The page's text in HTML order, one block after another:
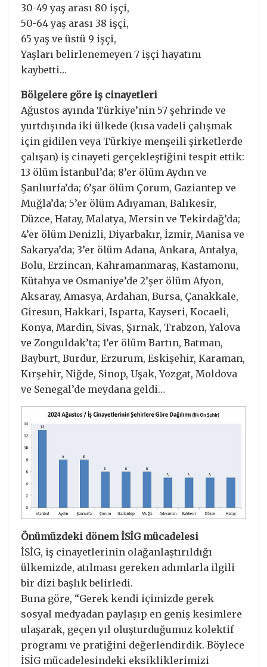
30-49 yaş arası 80 işçi,
50-64 yaş arası 38 işçi,
65 yaş ve üstü 9 işçi,
Yaşları belirlenemeyen 7 işçi hayatını
kaybetti…
Bölgelere göre iş cinayetleri
Ağustos ayında Türkiye’nin 57 şehrinde ve
yurtdışında iki ülkede (kısa vadeli çalışmak
için gidilen veya Türkiye menşeili şirketlerde
çalışan) iş cinayeti gerçekleştiğini tespit ettik:
13 ölüm İstanbul’da; 8’er ölüm Aydın ve
Şanlıurfa’da; 6’şar ölüm Çorum, Gaziantep ve
Muğla’da; 5’er ölüm Adıyaman, Balıkesir,
Düzce, Hatay, Malatya, Mersin ve Tekirdağ’da;
4’er ölüm Denizli, Diyarbakır, İzmir, Manisa ve
Sakarya’da; 3’er ölüm Adana, Ankara, Antalya,
Bolu, Erzincan, Kahramanmaraş, Kastamonu,
Kütahya ve Osmaniye’de 2’şer ölüm Afyon,
Aksaray, Amasya, Ardahan, Bursa, Çanakkale,
Giresun, Hakkari, Isparta, Kayseri, Kocaeli,
Konya, Mardin, Sivas, Şırnak, Trabzon, Yalova
ve Zonguldak’ta; 1’er ölüm Bartın, Batman,
Bayburt, Burdur, Erzurum, Eskişehir, Karaman,
Kırşehir, Niğde, Sinop, Uşak, Yozgat, Moldova
ve Senegal’de meydana geldi…
Önümüzdeki dönem İSİG mücadelesi
İSİG, iş cinayetlerinin olağanlaştırıldığı
ülkemizde, atılması gereken adımlarla ilgili
bir dizi başlık belirledi.
Buna göre, “Gerek kendi içimizde gerek
sosyal medyadan paylaşıp en geniş kesimlere
ulaşarak, geçen yıl oluşturduğumuz kolektif
programı ve pratiğini değerlendirdik. Böylece
İSİG mücadelesindeki eksikliklerimizi